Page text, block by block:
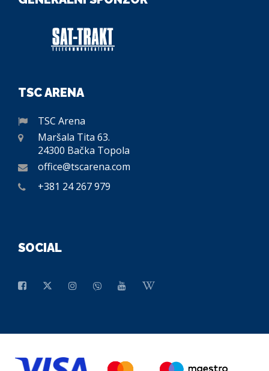
TSC ARENA
TSC Arena
Maršala Tita 63.
24300 Bačka Topola
office@tscarena.com
+381 24 267 979
SOCIAL